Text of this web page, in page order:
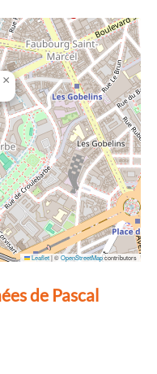
×
Leaflet|©OpenStreetMapcontributors
de Pascal